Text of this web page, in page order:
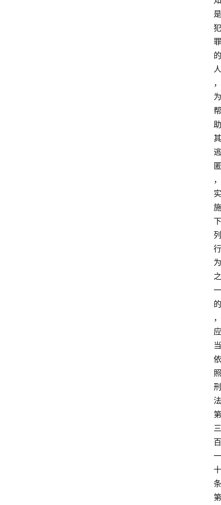
是
犯
罪
的
人
，
为
帮
助
其
逃
匿
，
实
施
下
列
行
为
之
一
的
，
应
当
依
照
刑
法
第
三
百
一
十
条
第